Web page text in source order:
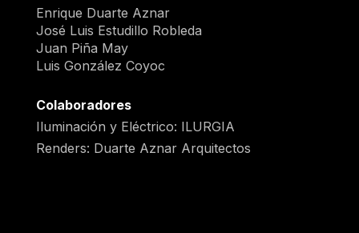
Enrique Duarte Aznar
José Luis Estudillo Robleda
Juan Piña May
Luis González Coyoc
Colaboradores
Iluminación y Eléctrico: ILURGIA
Renders: Duarte Aznar Arquitectos